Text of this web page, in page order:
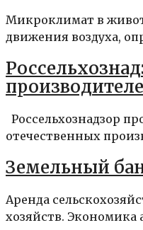
Микроклимат в
движения воздуха,
Россельхознадзор
отечественных
Земельный
Аренда
хозяйств. Экономика